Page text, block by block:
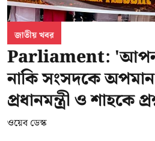
জাতীয় খবর
Parliament:
নাকি সংসদকে
প্রধানমন্ত্রী ও শাহকে
ওয়েব ডেস্ক